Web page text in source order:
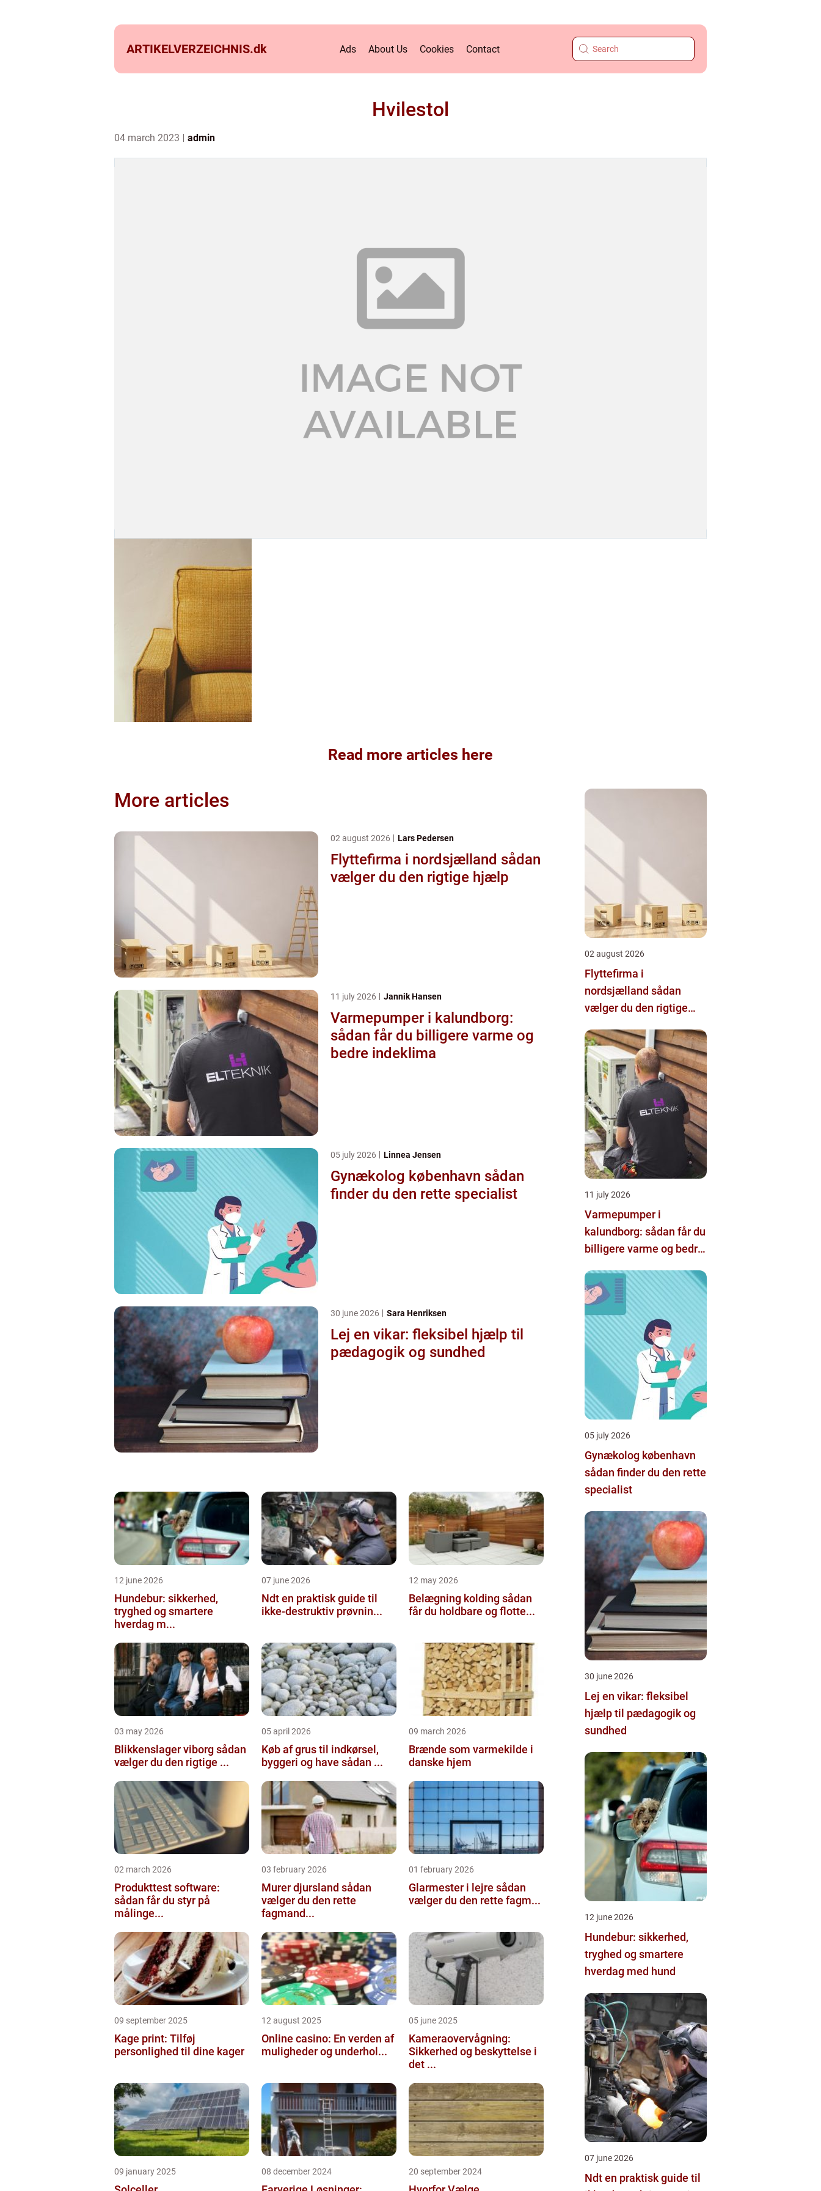
ARTIKELVERZEICHNIS.dk Ads About Us Cookies Contact
Hvilestol
04 march 2023 admin
Read more articles here
More articles
02 august 2026 Lars Pedersen
Flyttefirma i nordsjælland sådan
vælger du den rigtige hjælp
11 july 2026 Jannik Hansen
Varmepumper i kalundborg:
sådan får du billigere varme og
bedre indeklima
05 july 2026 Linnea Jensen
Gynækolog københavn sådan
finder du den rette specialist
30 june 2026 Sara Henriksen
Lej en vikar: fleksibel hjælp til
pædagogik og sundhed
12 june 2026
Hundebur: sikkerhed,
tryghed og smartere
hverdag m...
07 june 2026
Ndt en praktisk guide til
ikke-destruktiv prøvnin...
12 may 2026
Belægning kolding sådan
får du holdbare og flotte...
03 may 2026
Blikkenslager viborg sådan
vælger du den rigtige ...
05 april 2026
Køb af grus til indkørsel,
byggeri og have sådan ...
09 march 2026
Brænde som varmekilde i
danske hjem
02 march 2026
Produkttest software:
sådan får du styr på
målinge...
03 february 2026
Murer djursland sådan
vælger du den rette
fagmand...
01 february 2026
Glarmester i lejre sådan
vælger du den rette fagm...
09 september 2025
Kage print: Tilføj
personlighed til dine kager
12 august 2025
Online casino: En verden af
muligheder og underhol...
05 june 2025
Kameraovervågning:
Sikkerhed og beskyttelse i
det ...
09 january 2025 08 december 2024 20 september 2024
02 august 2026
Flyttefirma i
nordsjælland sådan
vælger du den rigtige
11 july 2026
Varmepumper i
kalundborg: sådan får du
billigere varme og bedre
05 july 2026
Gynækolog københavn
sådan finder du den rette
specialist
30 june 2026
Lej en vikar: fleksibel
hjælp til pædagogik og
sundhed
12 june 2026
Hundebur: sikkerhed,
tryghed og smartere
hverdag med hund
07 june 2026
Ndt en praktisk guide til